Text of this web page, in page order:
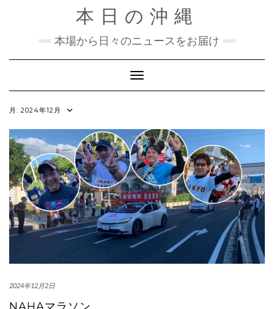
本日の沖縄
本場から日々のニュースをお届け
Toggle Navigation
月: 2024年12月
2024年12月2日